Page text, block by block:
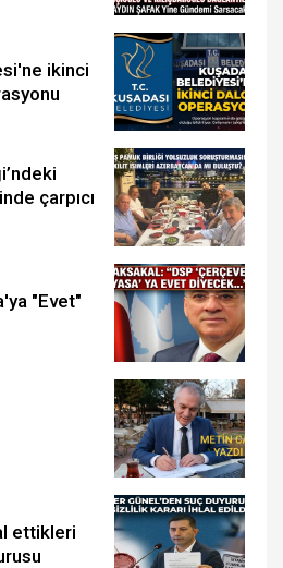
ikinci
çarpıcı
"Evet"
ettikleri